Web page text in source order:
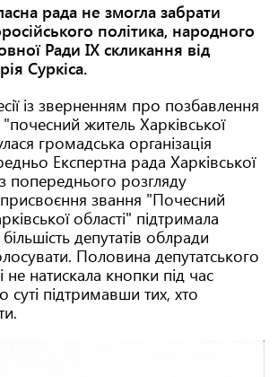
рада не змогла забрати
політика, народного
Ради IX скликання від
Суркіса.
із зверненням про позбавлення
житель Харківської
громадська організація
Експертна рада Харківської
попереднього розгляду
звання "Почесний
області" підтримала
депутатів облради
Половина депутатського
не натискала кнопки під час
суті підтримавши тих, хто